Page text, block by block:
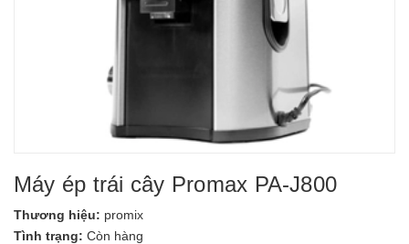
Máy ép trái cây Promax PA-J800
Thương hiệu: promix
Tình trạng: Còn hàng